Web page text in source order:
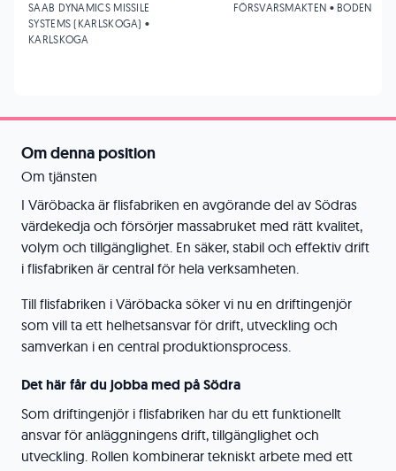
Om denna position
Om tjänsten
I Väröbacka är flisfabriken en avgörande del av Södras
värdekedja och försörjer massabruket med rätt kvalitet,
volym och tillgänglighet. En säker, stabil och effektiv drift
i flisfabriken är central för hela verksamheten.
Till flisfabriken i Väröbacka söker vi nu en driftingenjör
som vill ta ett helhetsansvar för drift, utveckling och
samverkan i en central produktionsprocess.
Det här får du jobba med på Södra
Som driftingenjör i flisfabriken har du ett funktionellt
ansvar för anläggningens drift, tillgänglighet och
utveckling. Rollen kombinerar tekniskt arbete med ett
SAAB DYNAMICS MISSILE
SYSTEMS (KARLSKOGA) •
KARLSKOGA
FÖRSVARSMAKTEN • BODEN